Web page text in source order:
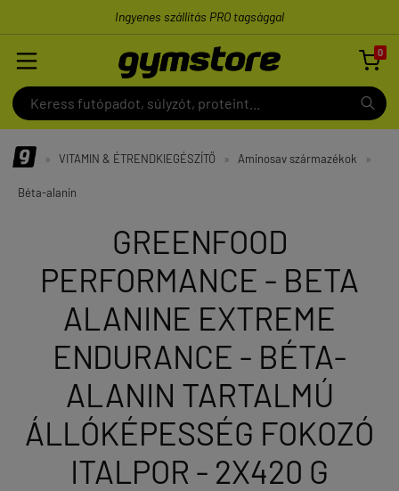
Ingyenes szállítás PRO tagsággal
0

» VITAMIN & ÉTRENDKIEGÉSZÍTŐ » Aminosav származékok »
Béta-alanin
GREENFOOD
PERFORMANCE - BETA
ALANINE EXTREME
ENDURANCE - BÉTA-
ALANIN TARTALMÚ
ÁLLÓKÉPESSÉG FOKOZÓ
ITALPOR - 2X420 G